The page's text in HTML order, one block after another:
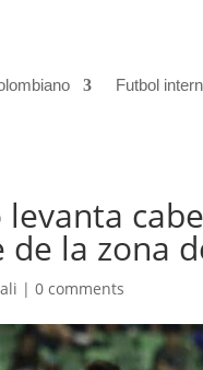
Futbol
de la zona
|0 comments